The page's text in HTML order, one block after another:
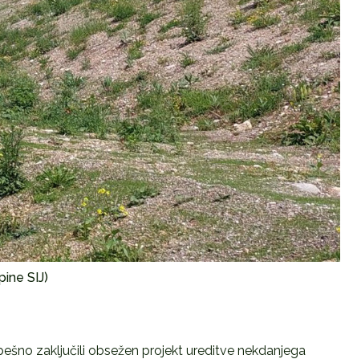
SIJ)
zaključili obsežen projekt ureditve nekdanjega